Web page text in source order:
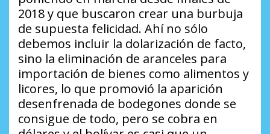
2018 y que buscaron crear una burbuja
de supuesta felicidad. Ahí no sólo
debemos incluir la dolarización de facto,
sino la eliminación de aranceles para
importación de bienes como alimentos y
licores, lo que promovió la aparición
desenfrenada de bodegones donde se
consigue de todo, pero se cobra en